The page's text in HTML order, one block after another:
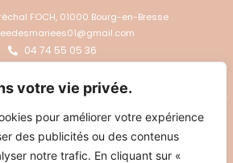
votre vie privée.
pour améliorer votre expérience
des publicités ou des contenus
notre trafic. En cliquant sur «
FOCH, 01000 Bourg-en-Bresse
04 74 55 05 36
D'OUVERTURE
mardi au vendredi de 10h à 13h et de 14h À 19h ;